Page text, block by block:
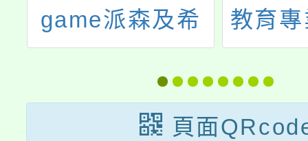
game派森及希
嘉嘉教學應用」
教育
心將
教育
學-開
頁面